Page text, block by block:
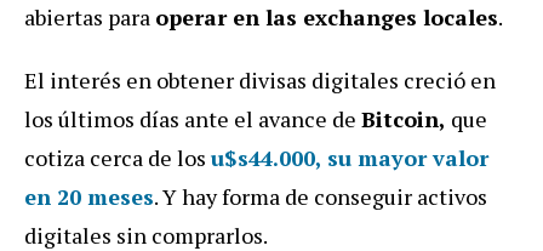
abiertas para operar en las exchanges locales.
El interés en obtener divisas digitales creció en
los últimos días ante el avance de Bitcoin, que
cotiza cerca de los u$s44.000, su mayor valor
en 20 meses. Y hay forma de conseguir activos
digitales sin comprarlos.